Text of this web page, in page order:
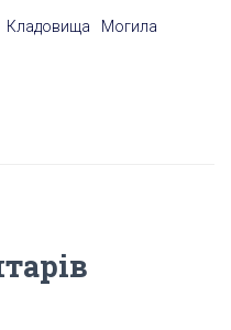
Кладовища Могила